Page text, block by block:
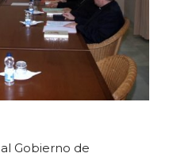
Gobierno de